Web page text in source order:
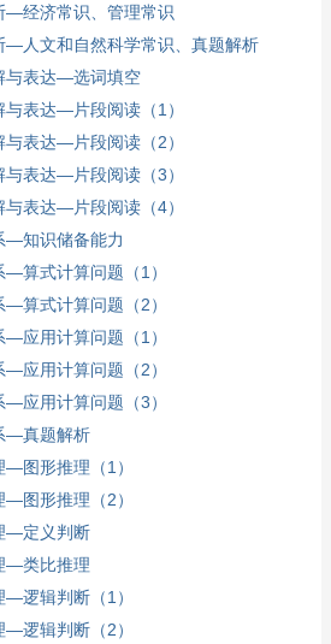
经济常识、管理常识
人文和自然科学常识、真题解析
表达—选词填空
表达—片段阅读（1）
表达—片段阅读（2）
表达—片段阅读（3）
表达—片段阅读（4）
知识储备能力
算式计算问题（1）
算式计算问题（2）
应用计算问题（1）
应用计算问题（2）
应用计算问题（3）
—真题解析
图形推理（1）
图形推理（2）
—定义判断
—类比推理
逻辑判断（1）
逻辑判断（2）